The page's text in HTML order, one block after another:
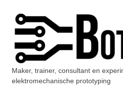
inhoud
BotBerg
Maker, trainer, consultant en
elektromechanische prototyping